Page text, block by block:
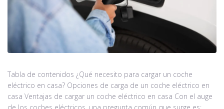
Tabla de contenidos ¿Qué necesito para cargar un coche
eléctrico en casa? Opciones de carga de un coche eléctrico en
casa Ventajas de cargar un coche eléctrico en casa Con el auge